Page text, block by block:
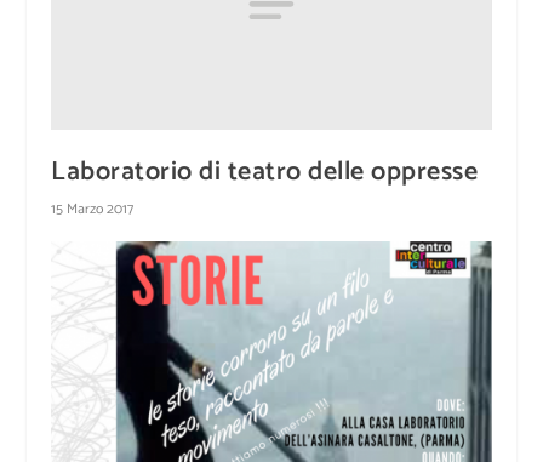
Laboratorio di teatro delle oppresse
15 Marzo 2017